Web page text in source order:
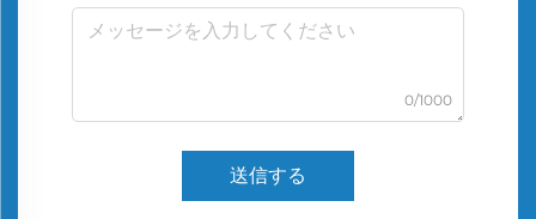
0/1000
送信する